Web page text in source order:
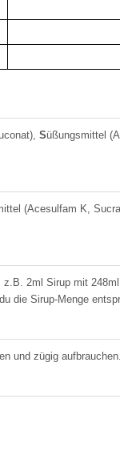
Süßungsmittel
(Acesulfam K,
2ml Sirup mit
die Sirup-Menge
und zügig aufbrauchen.